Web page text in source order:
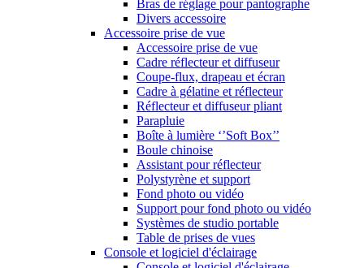
Bras de réglage pour pantographe
Divers accessoire
Accessoire prise de vue
Accessoire prise de vue
Cadre réflecteur et diffuseur
Coupe-flux, drapeau et écran
Cadre à gélatine et réflecteur
Réflecteur et diffuseur pliant
Parapluie
Boîte à lumière ‘’Soft Box’’
Boule chinoise
Assistant pour réflecteur
Polystyrène et support
Fond photo ou vidéo
Support pour fond photo ou vidéo
Systèmes de studio portable
Table de prises de vues
Console et logiciel d'éclairage